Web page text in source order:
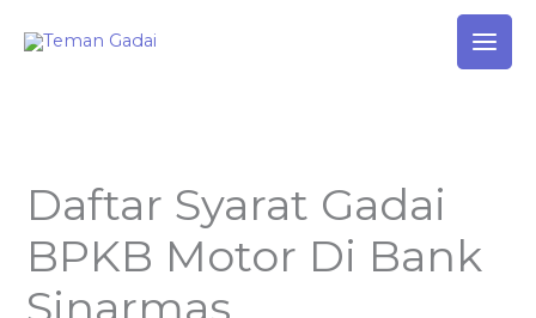
Daftar Syarat Gadai
BPKB Motor Di Bank